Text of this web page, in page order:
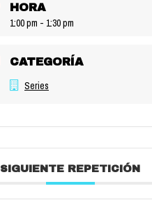
HORA
1:00 pm - 1:30 pm
CATEGORÍA
Series
SIGUIENTE REPETICIÓN